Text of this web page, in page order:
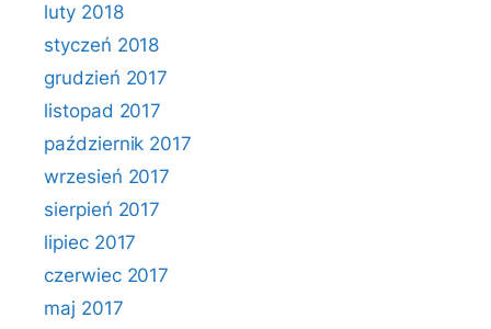
luty 2018
styczeń 2018
grudzień 2017
listopad 2017
październik 2017
wrzesień 2017
sierpień 2017
lipiec 2017
czerwiec 2017
maj 2017